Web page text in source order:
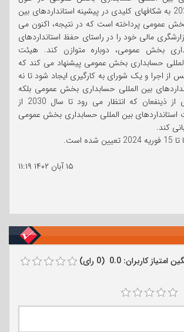
سالهای 2019 تا 2023 به شکافهای کلیدی در پیشینه استانداردهای بین
عمومی پرداخته است که در نتیجه، اکنون می
مالی خود را در راستای حفظ استانداردهای
بخش عمومی، دوباره متوازن کند. هیئت
المللی حسابداری بخش عمومی پیشنهاد می کند که
از اجرا و یک شورای به کارگیری ایجاد شود تا نه
بین المللی حسابداری بخش عمومی بلکه
گروه بسیار بزرگتری از ذینفعان که انتظار می رود تا سال 2030 از
استانداردهای بین المللی حسابداری بخش عمومی
کند.
است.
۱۵ آبان ۱۴۰۲
۱۱:۱۹
امتیاز کاربران: 0.0 (0 رای)